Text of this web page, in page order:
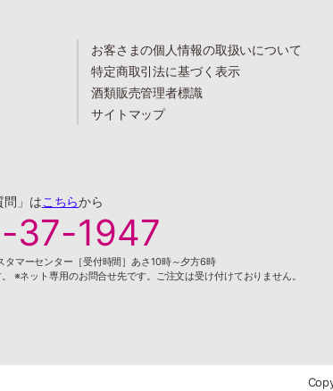
お客さまの個人情報の取扱いについて
特定商取引法に基づく表示
酒類販売管理者標識
サイトマップ
問」はこちらから
37-1947
タマーセンター［受付時間］あさ10時～夕方6時
※ネット専用のお問合せ先です。ご注文は受け付けておりません。